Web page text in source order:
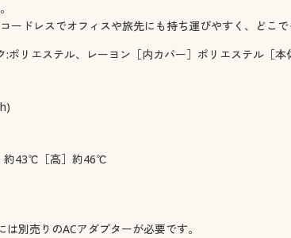
ードレスでオフィスや旅先にも持ち運びやすく、どこで
リエステル、レーヨン［内カバー］ポリエステル［本
約43℃［高］約46℃
別売りのACアダプターが必要です。